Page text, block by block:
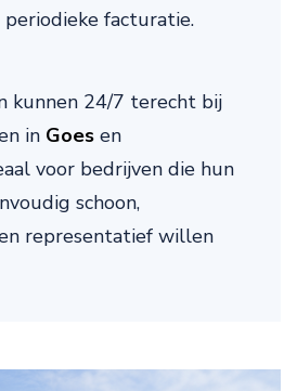
facturatie.
kunnen 24/7 terecht bij
in Goes en
voor bedrijven die hun
schoon,
representatief willen